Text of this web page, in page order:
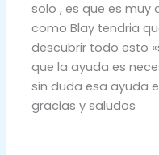
solo , es que es muy
como Blay tendria
descubrir todo esto
que la ayuda es
sin duda esa ayuda
gracias y saludos